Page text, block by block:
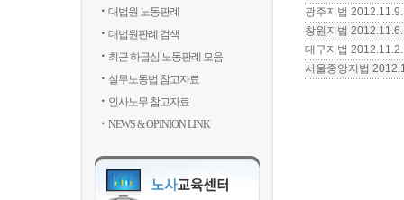
대법원 노동판례
대법원판례 검색
최근 하급심 노동판례 모음
실무노동법 참고자료
인사노무 참고자료
NEWS & OPINION LINK
광주지법
창원지법
대구지법
서울중앙지법